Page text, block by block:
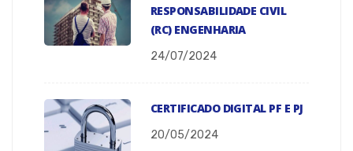
RESPONSABILIDADE CIVIL
(RC) ENGENHARIA
24/07/2024
CERTIFICADO DIGITAL PF E PJ
20/05/2024